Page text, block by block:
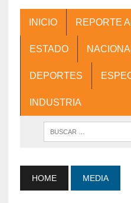
INICIO REPORTE
ESTADO
DEPORTES
INDUSTRIA
HOME MEDIA